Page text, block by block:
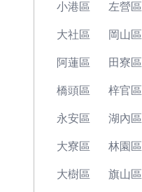
小港區 左營區
大社區 岡山區
阿蓮區 田寮區
橋頭區 梓官區
永安區 湖內區
大寮區 林園區
大樹區 旗山區